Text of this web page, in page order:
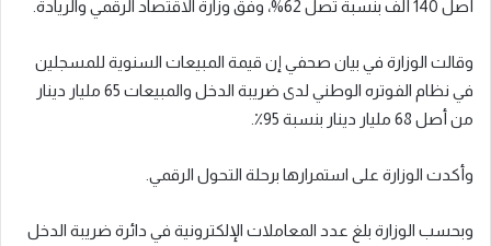
أصل 140 ألف بنسبة تصل 62%، وفق وزارة الاقتصاد الرقمي والريادة.
وقالت الوزارة في بيان صحفي إن قيمة المبيعات السنوية للمسجلين
في نظام الفوتره الوطني لدى ضريبة الدخل والمبيعات 65 مليار دينار
من أصل 68 مليار دينار بنسبة 95٪.
وأكدت الوزارة على استمرارها برحلة التحول الرقمي.
وبحسب الوزارة بلغ عدد المعاملات الإلكترونية في دائرة ضريبة الدخل